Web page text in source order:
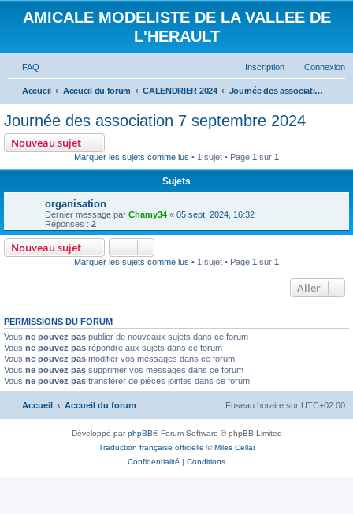
AMICALE MODELISTE DE LA VALLEE DE
L'HERAULT
FAQ Connexion
Inscription
Accueil Accueil du forum CALENDRIER 2024 Journée des association 7 septembre 2024
Journée des association 7 septembre 2024
Nouveau sujet
Marquer les sujets comme lus • 1 sujet • Page 1 sur 1
Sujets
organisation
Dernier message par Chamy34 « 05 sept. 2024, 16:32
Réponses : 2
Nouveau sujet
Marquer les sujets comme lus • 1 sujet • Page 1 sur 1
Aller
PERMISSIONS DU FORUM
Vous ne pouvez pas publier de nouveaux sujets dans ce forum
Vous ne pouvez pas répondre aux sujets dans ce forum
Vous ne pouvez pas modifier vos messages dans ce forum
Vous ne pouvez pas supprimer vos messages dans ce forum
Vous ne pouvez pas transférer de pièces jointes dans ce forum
Accueil Accueil du forum Fuseau horaire sur UTC+02:00
Développé parphpBB® Forum Software © phpBB Limited
Traduction française officielle ©Miles Cellar
Confidentialité | Conditions